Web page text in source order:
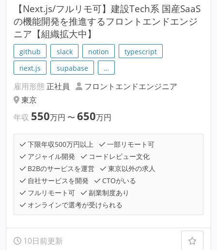
【Next.js/フルリモ可】建設Tech系 国産SaaS
の機能開発を推進するフロントエンドエンジ
ニア【組織拡大中】
github slack notion
typescript
next.js
supabase …
雇用形態 正社員
フロントエンドエンジニア
東京
年収 550万円 〜 650万円
下限年収500万円以上
一部リモート可
アジャイル開発
コードレビュー文化
B2Bのサービスを運営
東京以外の求人
自社サービスを開発
CTOがいる
フルリモート可
副業制度あり
オンラインで選考が受けられる
10日前更新